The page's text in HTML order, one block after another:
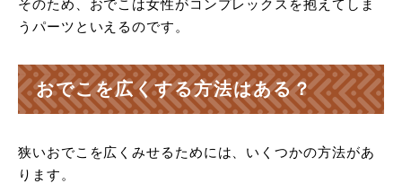
そのため、おでこは女性がコンプレックスを抱えてしま
うパーツといえるのです。
おでこを広くする方法はある？
狭いおでこを広くみせるためには、いくつかの方法があ
ります。